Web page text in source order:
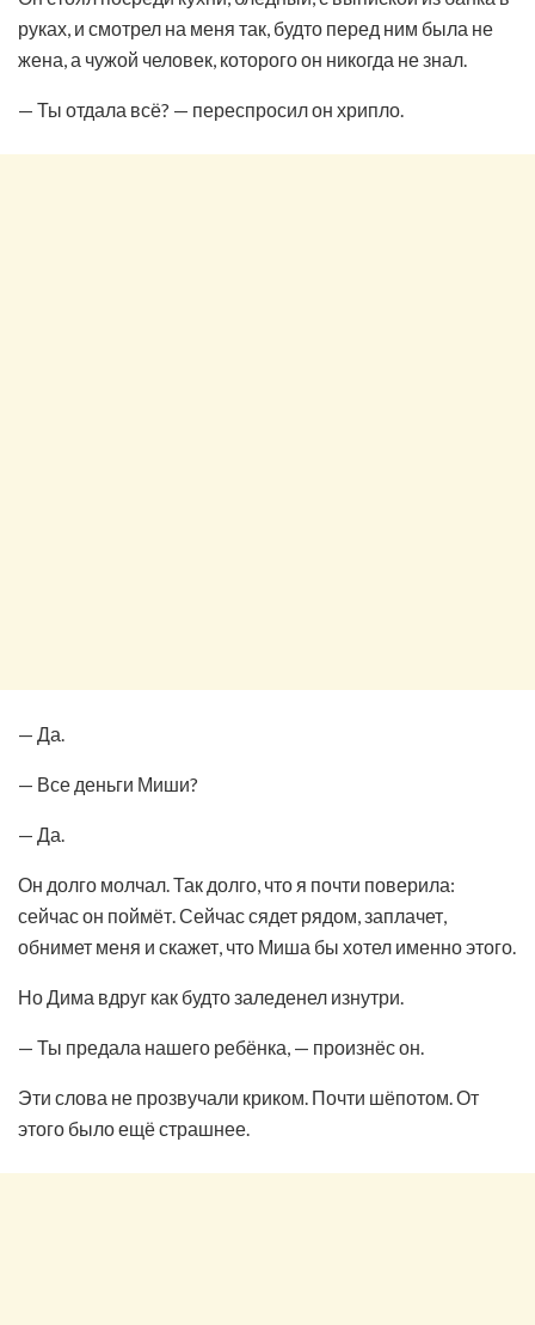
руках, и смотрел на меня так, будто перед ним была не
жена, а чужой человек, которого он никогда не знал.
— Ты отдала всё? — переспросил он хрипло.
— Да.
— Все деньги Миши?
— Да.
Он долго молчал. Так долго, что я почти поверила:
сейчас он поймёт. Сейчас сядет рядом, заплачет,
обнимет меня и скажет, что Миша бы хотел именно этого.
Но Дима вдруг как будто заледенел изнутри.
— Ты предала нашего ребёнка, — произнёс он.
Эти слова не прозвучали криком. Почти шёпотом. От
этого было ещё страшнее.